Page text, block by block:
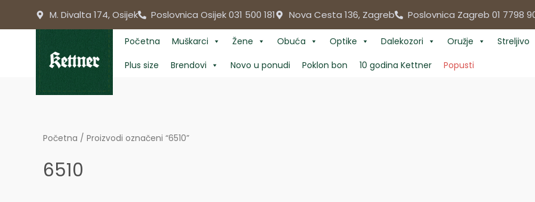
M. Divalta 174, Osijek Poslovnica Osijek 031 500 181 Nova Cesta 136, Zagreb Poslovnica Zagreb 01 7798
Početna Muškarci Žene Obuća Optike Dalekozori Oružje Streljivo
Plus size
Brendovi Novo u ponudi Poklon bon 10 godina Kettner Popusti
Početna / Proizvodi označeni “6510”
6510